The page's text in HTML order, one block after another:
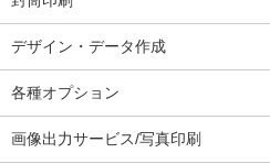
デザイン・データ作成
各種オプション
画像出力サービス/写真印刷